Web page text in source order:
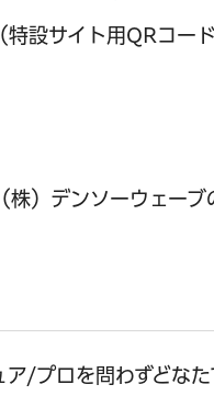
設サイト用QRコード
）デンソーウェーブ
/プロを問わずどなた